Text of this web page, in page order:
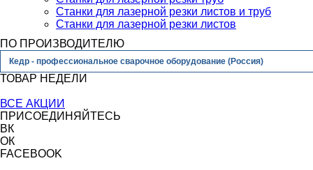
Станки для лазерной резки листов и труб
Станки для лазерной резки листов
ПО ПРОИЗВОДИТЕЛЮ
Кедр - профессиональное сварочное оборудование (Россия)
ТОВАР НЕДЕЛИ
ВСЕ АКЦИИ
ПРИСОЕДИНЯЙТЕСЬ
ВК
ОК
FACEBOOK